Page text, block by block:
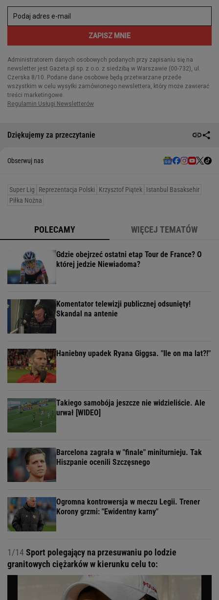
Dziękujemy za przeczytanie
Obserwuj nas
Super Lig Reprezentacja Polski Krzysztof Piątek Istanbul Basaksehir
Piłka Nożna
POLECAMY WIĘCEJ TEMATÓW
Gdzie obejrzeć ostatni etap Tour de France? O
której jedzie Niewiadoma?
Komentator telewizji publicznej odsunięty!
Skandal na antenie
Haniebny upadek Ryana Giggsa. "Ile on ma lat?!"
Takiego samobója jeszcze nie widzieliście. Ale
urwał [WIDEO]
Barcelona zagrała w "finale" miniturnieju. Tak
Hiszpanie ocenili Szczęsnego
Ogromna kontrowersja w meczu Legii. Trener
Korony grzmi: "Ewidentny karny"
1/14Sport polegający na przesuwaniu po lodzie
granitowych ciężarków w kierunku celu to: